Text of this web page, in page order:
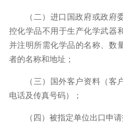
（二）进口国政府或政府委
控化学品不用于生产化学武器
并注明所需化学品的名称、数
者的名称和地址；
（三）国外客户资料（客户
电话及传真号码）；
（四）被指定单位出口申请